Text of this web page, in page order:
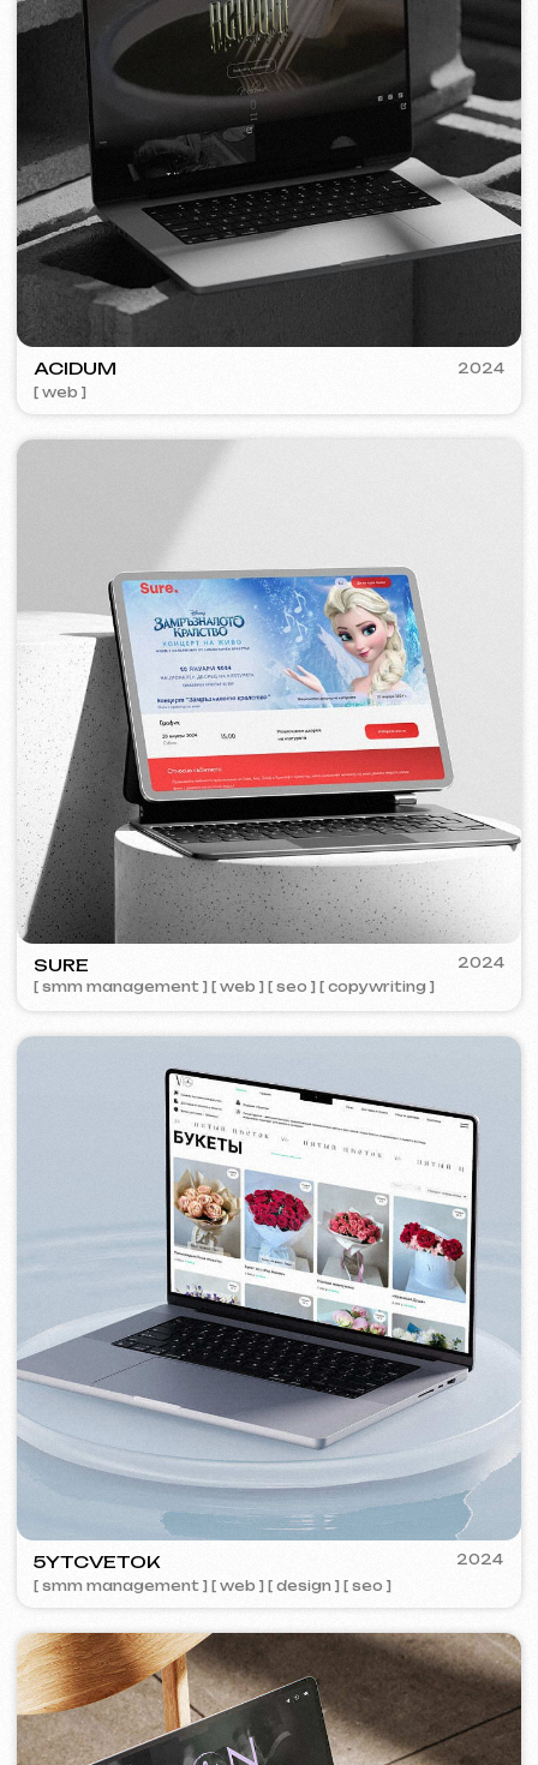
PLAN EVENT AGENCY
[ redesign webu ] [ seo ]
2023
FLAMES
[ smm management ] [ web ] [ seo ]
2023
ZAPOMNI
PORTOFINO
[ logo ] [ web ] [ seo ] [ jídelní lístek ]
2023
[ logo ] [ web ] [ seo ] [ vizitky ]
2023